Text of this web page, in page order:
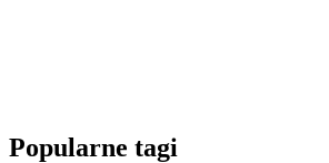
Popularne tagi